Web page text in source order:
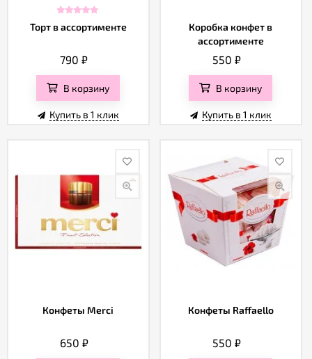
Торт в ассортименте
790₽
В корзину
Купить в 1 клик
Коробка конфет в
ассортименте
550 ₽
В корзину
Купить в 1 клик
Конфеты Merci
650 ₽
Конфеты Raffaello
550 ₽